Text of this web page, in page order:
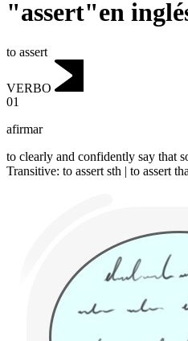
"assert"en
to assert
VERBO
01
afirmar
to clearly and confidently say that
Transitive: to assert sth | to assert